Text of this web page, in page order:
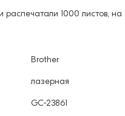
распечатали 1000 листов,
Brother
лазерная
GC-23861